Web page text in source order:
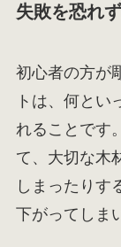
失敗を恐れ
初心者の方が
トは、何とい
れることです
て、大切な木
しまったりす
下がってしま